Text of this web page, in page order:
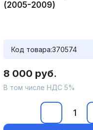
(2005-2009)
Код товара:370574
8 000 руб.
В том числе НДС 5%